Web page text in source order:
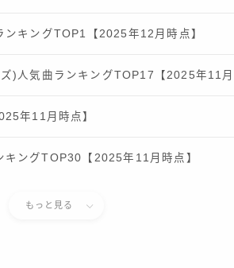
キングTOP1【2025年12月時点】
)人気曲ランキングTOP17【2025年11月
年11月時点】
ングTOP30【2025年11月時点】
もっと見る